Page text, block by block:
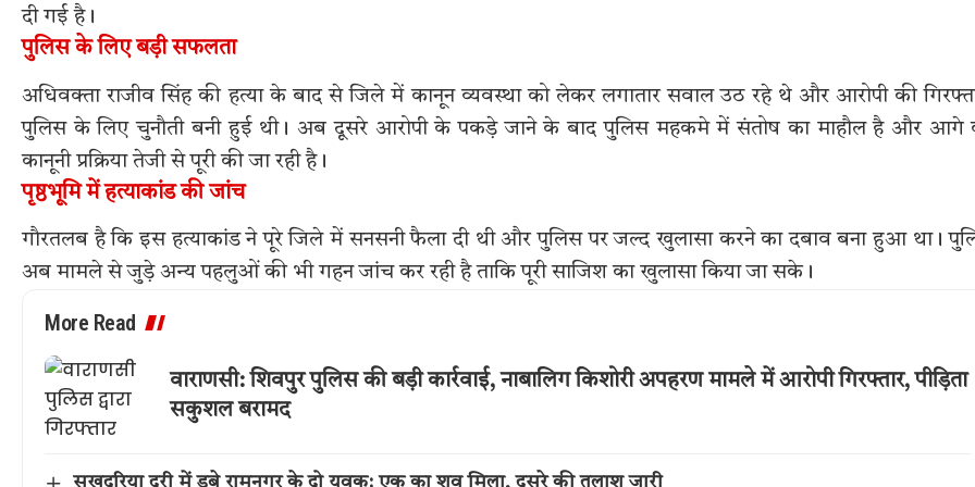
दी गई है।
पुलिस के लिए बड़ी सफलता
अधिवक्ता राजीव सिंह की हत्या के बाद से जिले में कानून व्यवस्था को लेकर लगातार सवाल उठ रहे थे और आरोपी की
पुलिस के लिए चुनौती बनी हुई थी। अब दूसरे आरोपी के पकड़े जाने के बाद पुलिस महकमे में संतोष का माहौल है और आगे
कानूनी प्रक्रिया तेजी से पूरी की जा रही है।
पृष्ठभूमि में हत्याकांड की जांच
गौरतलब है कि इस हत्याकांड ने पूरे जिले में सनसनी फैला दी थी और पुलिस पर जल्द खुलासा करने का दबाव बना हुआ था।
अब मामले से जुड़े अन्य पहलुओं की भी गहन जांच कर रही है ताकि पूरी साजिश का खुलासा किया जा सके।
More Read
वाराणसी: शिवपुर पुलिस की बड़ी कार्रवाई, नाबालिग किशोरी अपहरण मामले में आरोपी गिरफ्तार, पीड़िता
सकुशल बरामद
सुखदरिया दरी में डूबे रामनगर के दो युवक: एक का शव मिला, दूसरे की तलाश जारी